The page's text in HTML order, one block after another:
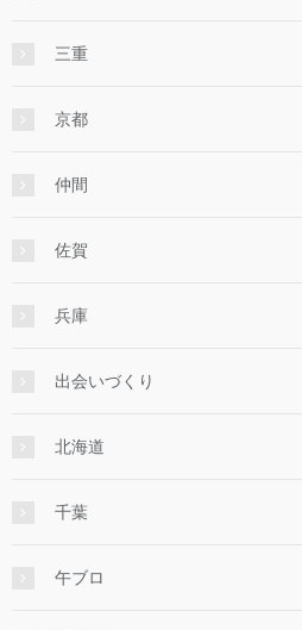
三重
京都
仲間
佐賀
兵庫
出会いづくり
北海道
千葉
午ブロ